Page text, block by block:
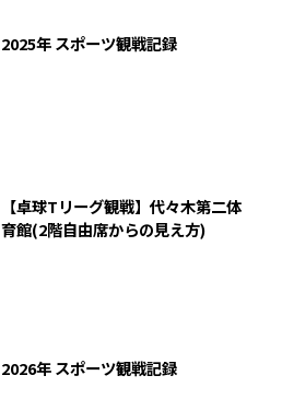
2025年 スポーツ観戦記録
【卓球Tリーグ観戦】代々木第二体
育館(2階自由席からの見え方)
2026年 スポーツ観戦記録